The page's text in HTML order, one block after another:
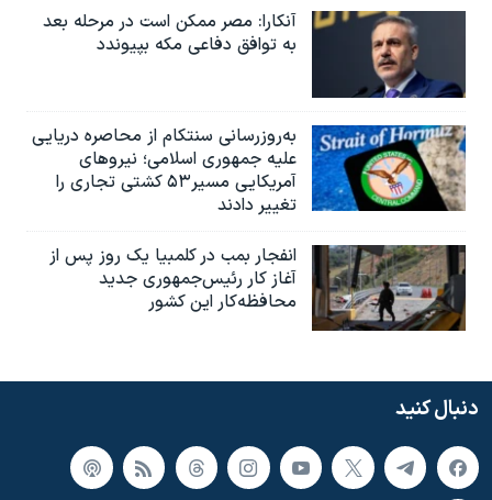
آنکارا: مصر ممکن است در مرحله بعد
به توافق دفاعی مکه بپیوندد
به‌روزرسانی سنتکام از محاصره دریایی
علیه جمهوری اسلامی؛ نیروهای
آمریکایی مسیر۵۳ کشتی تجاری را
تغییر دادند
انفجار بمب‌‌ در کلمبیا یک روز پس از
آغاز کار رئیس‌جمهوری جدید
محافظه‌کار این کشور
دنبال کنید